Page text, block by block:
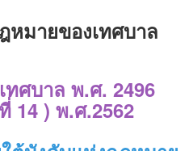
มายของเทศบาล
ศบาล พ.ศ. 2496
14 ) พ.ศ.2562